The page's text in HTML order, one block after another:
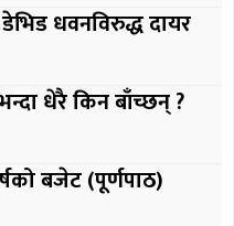
धवनविरुद्ध दायर
धेरै किन बाँच्छन् ?
बजेट (पूर्णपाठ)